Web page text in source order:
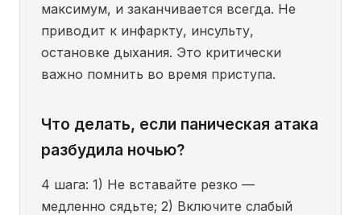
максимум, и заканчивается всегда. Не
приводит к инфаркту, инсульту,
остановке дыхания. Это критически
важно помнить во время приступа.
Что делать, если паническая атака
разбудила ночью?
4 шага: 1) Не вставайте резко —
медленно сядьте; 2) Включите слабый